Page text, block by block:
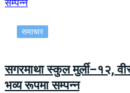
समाचार
सगरमाथा स्कुल मुर्ली–१२,
भव्य रूपमा सम्पन्न